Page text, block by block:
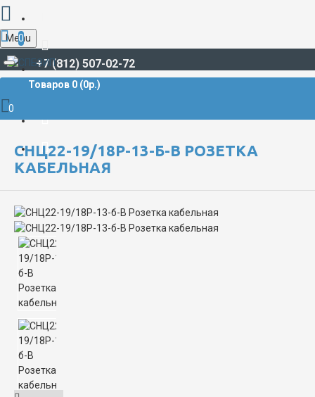
+7 (812) 507-02-72
Menu
0
Товаров 0 (0р.)
0
РАЗЪЁМЫ СУДОВЫЕ
СНЦ22-19/18Р-13-Б-В РОЗЕТКА
КАБЕЛЬНАЯ